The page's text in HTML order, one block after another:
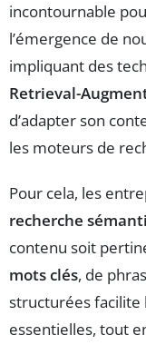
incontournable
l’émergence de
impliquant des
Retrieval-
d’adapter son
les moteurs de
Pour cela, les
recherche
contenu soit
mots clés, de
structurées facilite
essentielles, tout